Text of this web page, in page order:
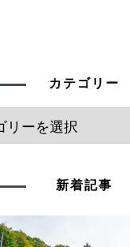
カテゴリー
新着記事